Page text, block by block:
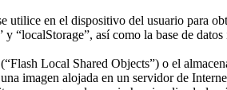
utilice en el dispositivo del usuario para
“localStorage”, así como la base de
Local Shared Objects”) o el
imagen alojada en un servidor de